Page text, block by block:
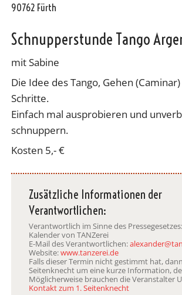
90762 Fürth
Schnupperstunde Tango
mit Sabine
Die Idee des Tango, Gehen
Schritte.
Einfach mal ausprobieren und
schnuppern.
Kosten 5,- €
Zusätzliche Informationen der
Verantwortlichen:
Verantwortlich im Sinne des
Kalender von TANZerei
E-Mail des Verantwortlichen:
Website:www.tanzerei.de
Falls dieser Termin nicht gestimmt hat,
Seitenknecht um eine kurze Information,
Möglicherweise brauchen die Veranstalter
Kontakt zum 1. Seitenknecht